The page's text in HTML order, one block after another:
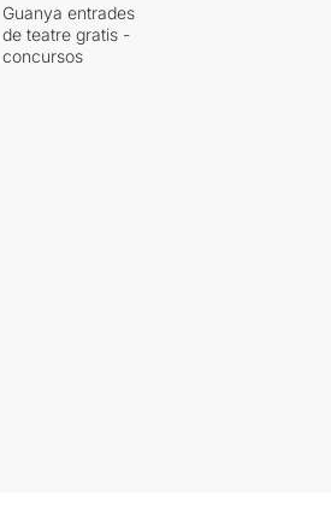
Guanya entrades
de teatre gratis -
concursos